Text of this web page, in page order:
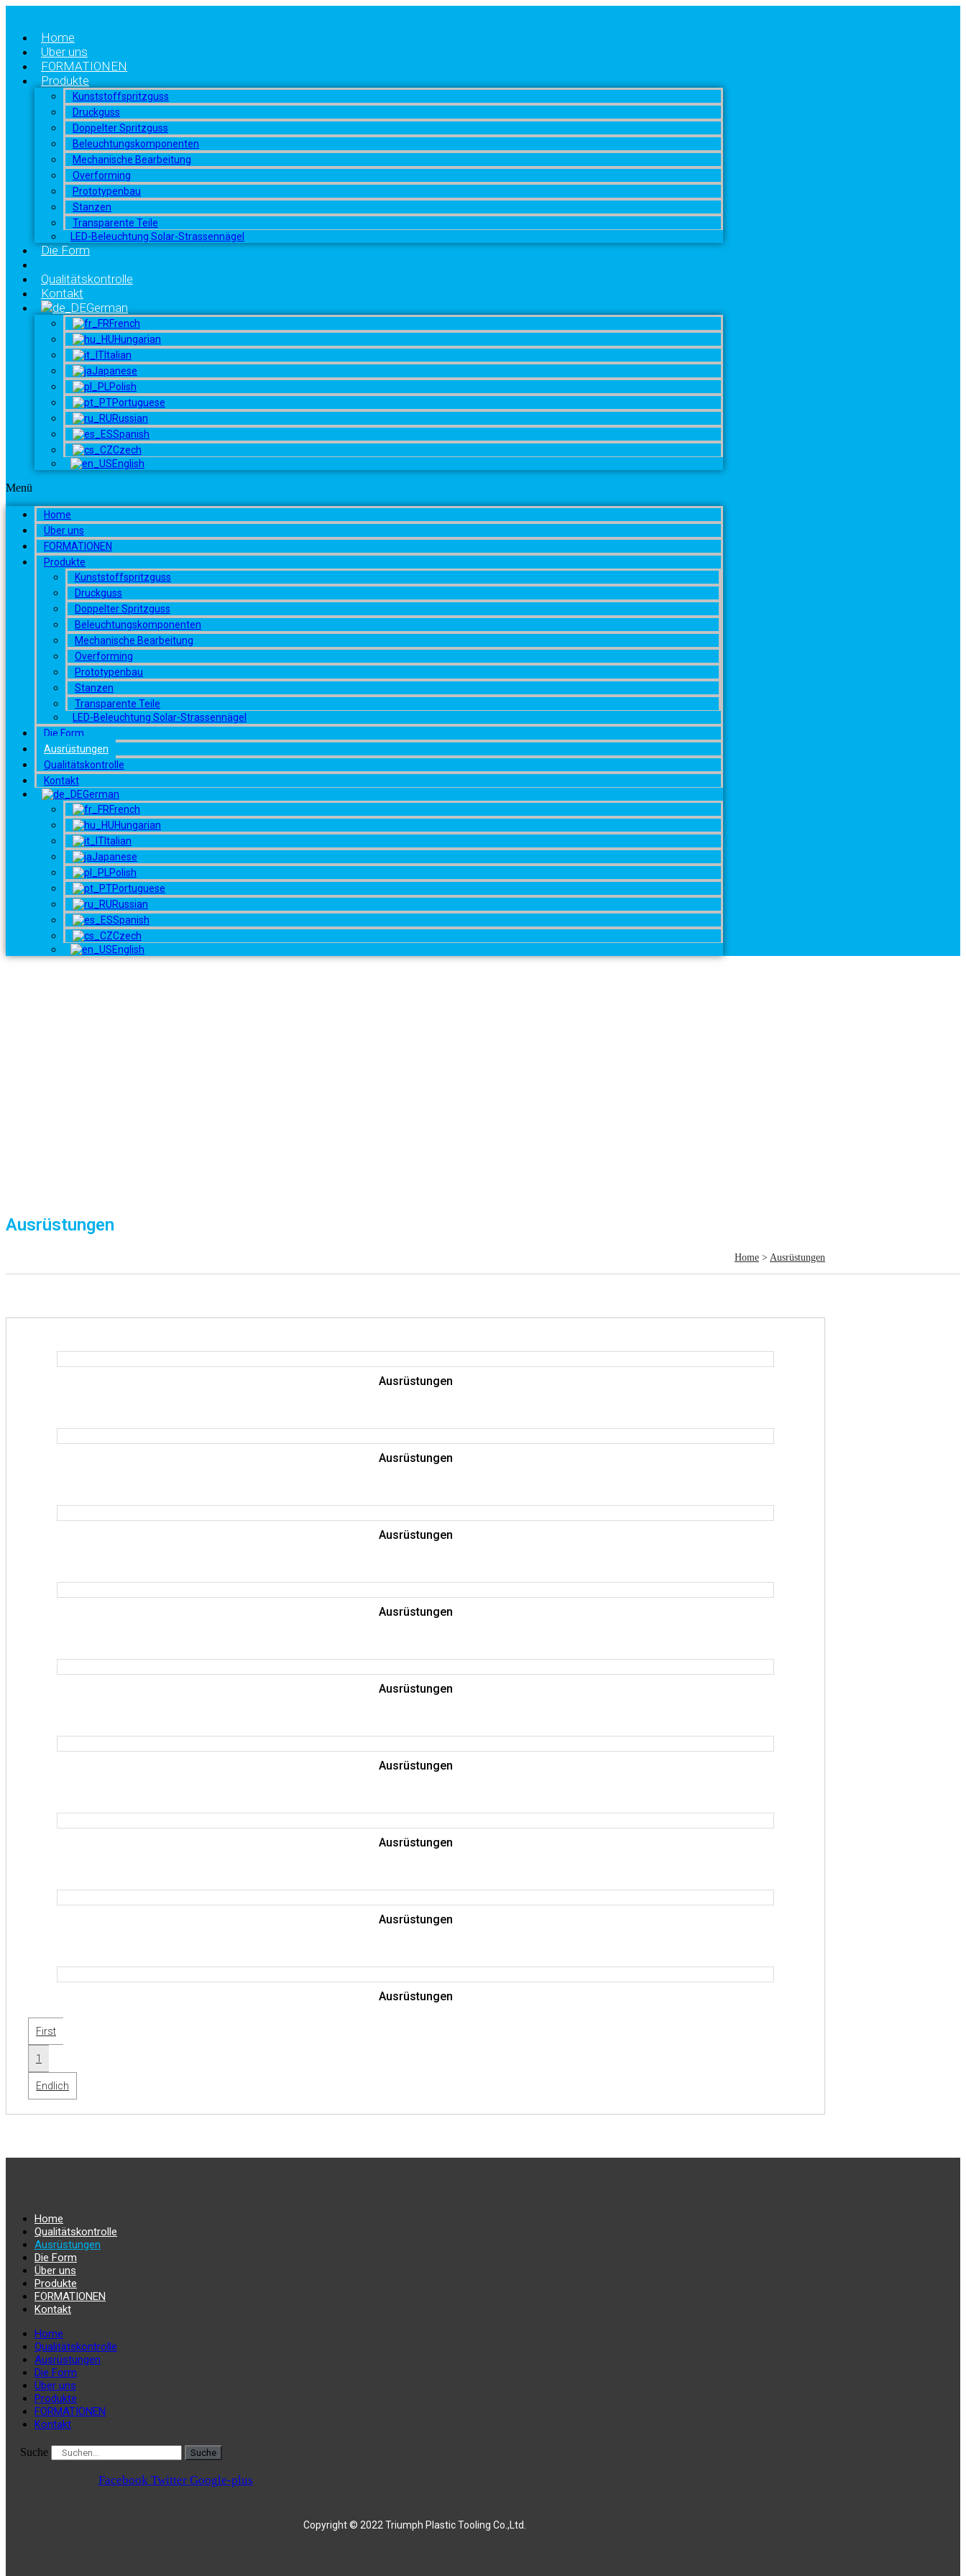
Home
Über uns
FORMATIONEN
Produkte
Kunststoffspritzguss
Druckguss
Doppelter Spritzguss
Beleuchtungskomponenten
Mechanische Bearbeitung
Overforming
Prototypenbau
Stanzen
Transparente Teile
LED-Beleuchtung Solar-Strassennägel
Die Form
Qualitätskontrolle
Kontakt
German
French
Hungarian
Italian
Japanese
Polish
Portuguese
Russian
Spanish
Czech
English
Menü
Home
Über uns
FORMATIONEN
Produkte
Kunststoffspritzguss
Druckguss
Doppelter Spritzguss
Beleuchtungskomponenten
Mechanische Bearbeitung
Overforming
Prototypenbau
Stanzen
Transparente Teile
LED-Beleuchtung Solar-Strassennägel
Die Form
Ausrüstungen
Qualitätskontrolle
Kontakt
German
French
Hungarian
Italian
Japanese
Polish
Portuguese
Russian
Spanish
Czech
English
Ausrüstungen
Home > Ausrüstungen
Ausrüstungen
Ausrüstungen
Ausrüstungen
Ausrüstungen
Ausrüstungen
Ausrüstungen
Ausrüstungen
Ausrüstungen
Ausrüstungen
First
1
Endlich
Home
Qualitätskontrolle
Ausrüstungen
Die Form
Über uns
Produkte
FORMATIONEN
Kontakt
Home
Qualitätskontrolle
Ausrüstungen
Die Form
Über uns
Produkte
FORMATIONEN
Kontakt
Suche Suche
Facebook Twitter Google-plus
Copyright © 2022 Triumph Plastic Tooling Co.,Ltd.